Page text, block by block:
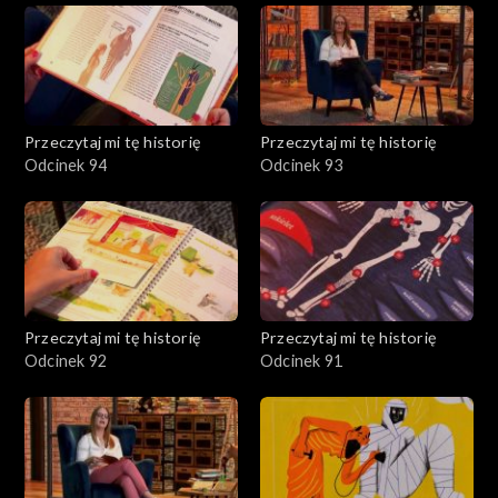
Przeczytaj mi tę historię
Odcinek 94
Przeczytaj mi tę historię
Odcinek 93
Przeczytaj mi tę historię
Odcinek 92
Przeczytaj mi tę historię
Odcinek 91